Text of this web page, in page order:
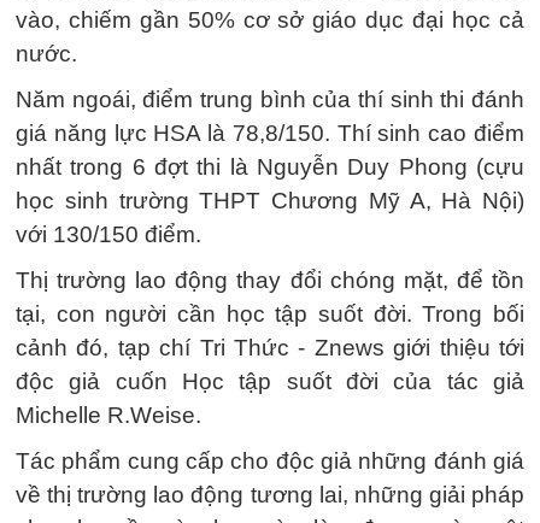
vào, chiếm gần 50% cơ sở giáo dục đại học cả
nước.
Năm ngoái, điểm trung bình của thí sinh thi đánh
giá năng lực HSA là 78,8/150. Thí sinh cao điểm
nhất trong 6 đợt thi là Nguyễn Duy Phong (cựu
học sinh trường THPT Chương Mỹ A, Hà Nội)
với 130/150 điểm.
Thị trường lao động thay đổi chóng mặt, để tồn
tại, con người cần học tập suốt đời. Trong bối
cảnh đó, tạp chí Tri Thức - Znews giới thiệu tới
độc giả cuốn Học tập suốt đời của tác giả
Michelle R.Weise.
Tác phẩm cung cấp cho độc giả những đánh giá
về thị trường lao động tương lai, những giải pháp